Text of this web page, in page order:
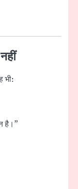
भी:
है।”